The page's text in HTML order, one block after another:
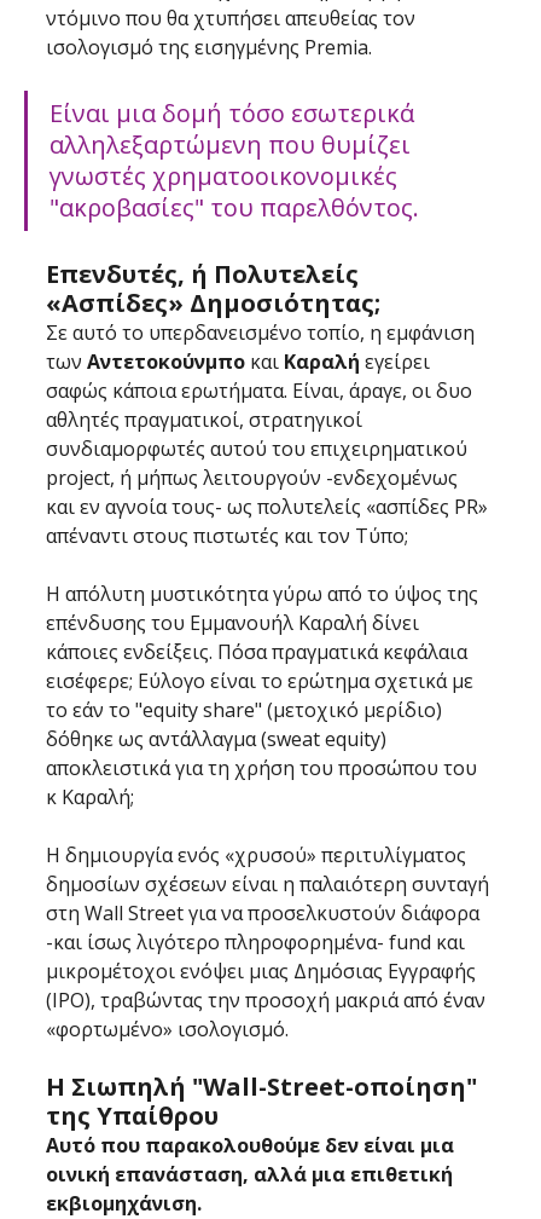
ντόμινο που θα χτυπήσει απευθείας τον
ισολογισμό της εισηγμένης Premia.
Είναι μια δομή τόσο εσωτερικά
αλληλεξαρτώμενη που θυμίζει
γνωστές χρηματοοικονομικές
"ακροβασίες" του παρελθόντος.
Επενδυτές, ή Πολυτελείς
«Ασπίδες» Δημοσιότητας;
Σε αυτό το υπερδανεισμένο τοπίο, η εμφάνιση
των Αντετοκούνμπο και Καραλή εγείρει
σαφώς κάποια ερωτήματα. Είναι, άραγε, οι δυο
αθλητές πραγματικοί, στρατηγικοί
συνδιαμορφωτές αυτού του επιχειρηματικού
project, ή μήπως λειτουργούν -ενδεχομένως
και εν αγνοία τους- ως πολυτελείς «ασπίδες PR»
απέναντι στους πιστωτές και τον Τύπο;
Η απόλυτη μυστικότητα γύρω από το ύψος της
επένδυσης του Εμμανουήλ Καραλή δίνει
κάποιες ενδείξεις. Πόσα πραγματικά κεφάλαια
εισέφερε; Εύλογο είναι το ερώτημα σχετικά με
το εάν το "equity share" (μετοχικό μερίδιο)
δόθηκε ως αντάλλαγμα (sweat equity)
αποκλειστικά για τη χρήση του προσώπου του
κ Καραλή;
Η δημιουργία ενός «χρυσού» περιτυλίγματος
δημοσίων σχέσεων είναι η παλαιότερη συνταγή
στη Wall Street για να προσελκυστούν διάφορα
-και ίσως λιγότερο πληροφορημένα- fund και
μικρομέτοχοι ενόψει μιας Δημόσιας Εγγραφής
(IPO), τραβώντας την προσοχή μακριά από έναν
«φορτωμένο» ισολογισμό.
Η Σιωπηλή "Wall-Street-οποίηση"
της Υπαίθρου
Αυτό που παρακολουθούμε δεν είναι μια
οινική επανάσταση, αλλά μια επιθετική
εκβιομηχάνιση.